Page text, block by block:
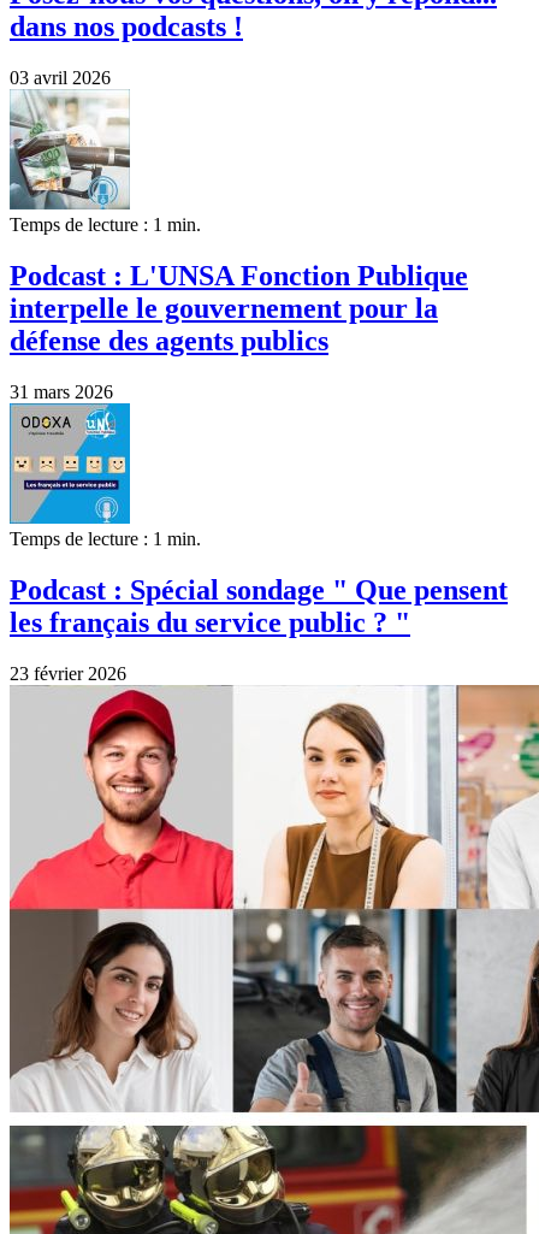
dans nos podcasts !
03 avril 2026
Temps de lecture : 1 min.
Podcast : L'UNSA Fonction Publique
interpelle le gouvernement pour la
défense des agents publics
31 mars 2026
Temps de lecture : 1 min.
Podcast : Spécial sondage " Que pensent
les français du service public ? "
23 février 2026